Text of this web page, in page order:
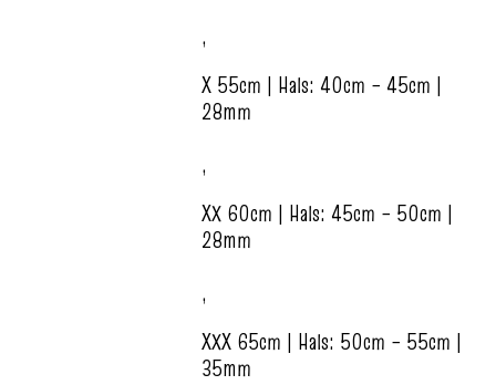
,
X 55cm | Hals: 40cm – 45cm |
28mm
,
XX 60cm | Hals: 45cm – 50cm |
28mm
,
XXX 65cm | Hals: 50cm – 55cm |
35mm